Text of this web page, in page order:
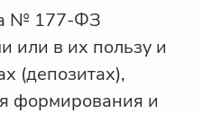
№ 177-ФЗ
или в их пользу и
(депозитах),
формирования и